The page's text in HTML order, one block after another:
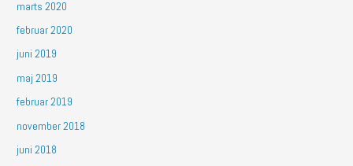
marts 2020
februar 2020
juni 2019
maj 2019
februar 2019
november 2018
juni 2018